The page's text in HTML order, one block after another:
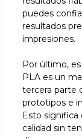
puedes
resultados
impresiones.
Por último,
PLA es un
tercera parte
prototipos e
Esto significa
calidad sin